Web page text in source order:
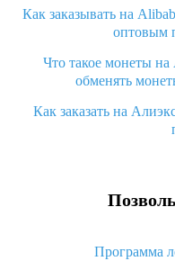
Как заказывать на
оптовым
Что такое монеты
обменять
Как заказать на
Что значит статус
Что делать, если
Как узнать, куда
Программа